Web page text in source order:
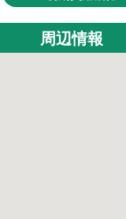
周辺情報